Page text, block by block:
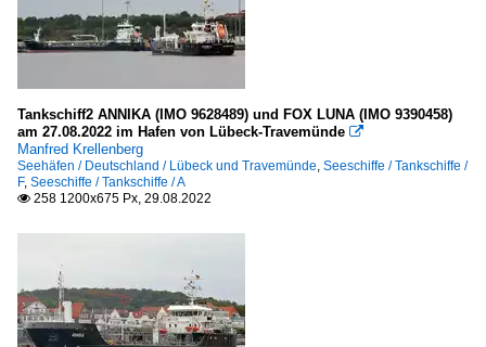
Tankschiff2 ANNIKA (IMO 9628489) und FOX LUNA (IMO 9390458)
am 27.08.2022 im Hafen von Lübeck-Travemünde 
Manfred Krellenberg
Seehäfen / Deutschland / Lübeck und Travemünde, Seeschiffe / Tankschiffe /
F, Seeschiffe / Tankschiffe / A
 258 1200x675 Px, 29.08.2022